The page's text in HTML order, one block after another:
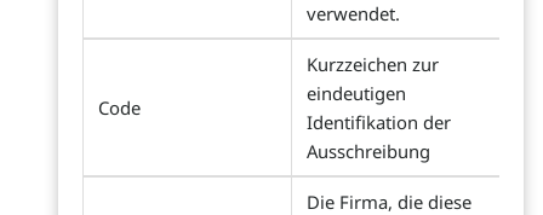
verwendet.
Code
Kurzzeichen zur
eindeutigen
Identifikation der
Ausschreibung
Die Firma, die diese